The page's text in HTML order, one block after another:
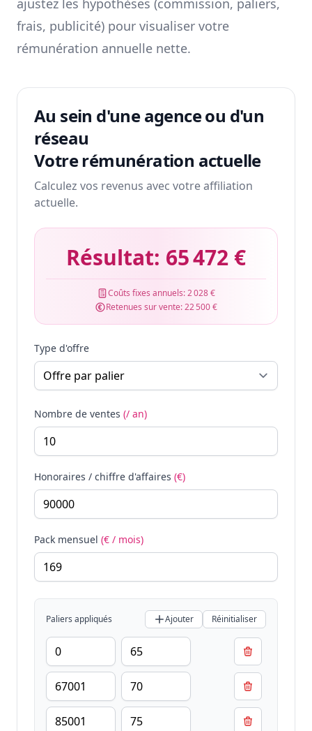
ajustez les hypothèses (commission, paliers,
frais, publicité) pour visualiser votre
rémunération annuelle nette.
Au sein d'une agence ou d'un
réseau
Votre rémunération actuelle
Calculez vos revenus avec votre affiliation
actuelle.
Résultat: 65 472 €
Coûts fixes annuels:2 028 €
Retenues sur vente:22 500 €
Type d'offre
Nombre de ventes (/ an)
Honoraires / chiffre d'affaires (€)
Pack mensuel (€ / mois)
Paliers appliqués Ajouter Réinitialiser